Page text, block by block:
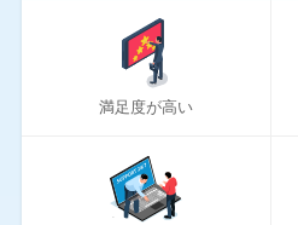
リアルミーキャリア
リクナビNEXT
リクルートエージェント
リクルートダイレクトスカウト
ロバート・ウォルターズ
満足度が高い